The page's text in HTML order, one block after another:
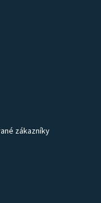
zákazníky